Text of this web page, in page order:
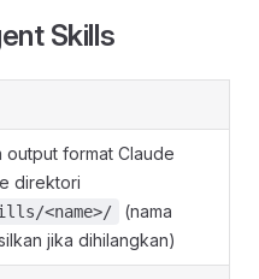
Skills
output format Claude
direktori
<name>/
(nama
jika dihilangkan)